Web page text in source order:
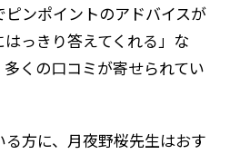
ンポイントのアドバイスが
っきり答えてくれる」な
くの口コミが寄せられてい
方に、月夜野桜先生はおす